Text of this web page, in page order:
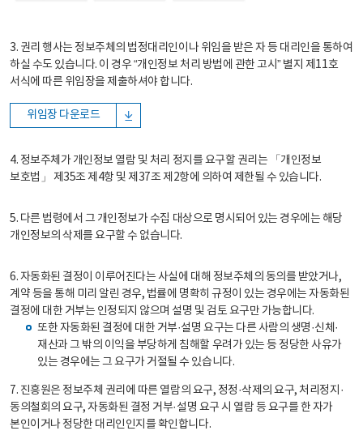
3. 권리 행사는 정보주체의 법정대리인이나 위임을 받은 자 등 대리인을 통하여
하실 수도 있습니다. 이 경우 “개인정보 처리 방법에 관한 고시” 별지 제11호
서식에 따른 위임장을 제출하셔야 합니다.
위임장 다운로드
4. 정보주체가 개인정보 열람 및 처리 정지를 요구할 권리는 「개인정보
보호법」 제35조 제4항 및 제37조 제2항에 의하여 제한될 수 있습니다.
5. 다른 법령에서 그 개인정보가 수집 대상으로 명시되어 있는 경우에는 해당
개인정보의 삭제를 요구할 수 없습니다.
6. 자동화된 결정이 이루어진다는 사실에 대해 정보주체의 동의를 받았거나,
계약 등을 통해 미리 알린 경우, 법률에 명확히 규정이 있는 경우에는 자동화된
결정에 대한 거부는 인정되지 않으며 설명 및 검토 요구만 가능합니다.
또한 자동화된 결정에 대한 거부·설명 요구는 다른 사람의 생명·신체·
재산과 그 밖의 이익을 부당하게 침해할 우려가 있는 등 정당한 사유가
있는 경우에는 그 요구가 거절될 수 있습니다.
7. 진흥원은 정보주체 권리에 따른 열람의 요구, 정정·삭제의 요구, 처리정지·
동의철회의 요구, 자동화된 결정 거부·설명 요구 시 열람 등 요구를 한 자가
본인이거나 정당한 대리인인지를 확인합니다.